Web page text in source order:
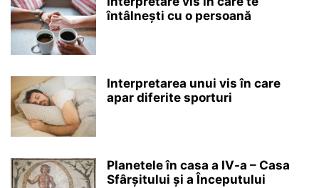
întâlnești cu o persoană
Interpretarea unui vis în care
apar diferite sporturi
Planetele în casa a IV-a – Casa
Sfârșitului și a Începutului